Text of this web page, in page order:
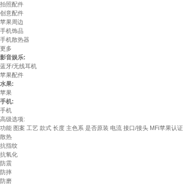
拍照配件
创意配件
苹果周边
手机饰品
手机散热器
更多
影音娱乐:
蓝牙/无线耳机
苹果配件
水果:
苹果
手机:
手机
高级选项:
功能 图案 工艺 款式 长度 主色系 是否原装 电流 接口/接头 MFi苹果认证
散热
抗指纹
抗氧化
防震
防摔
防磨